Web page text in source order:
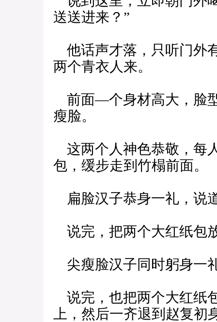
送送进来？”
他话声才落，只听门外
两个青衣人来。
前面—个身材高大，脸
瘦脸。
这两个人神色恭敬，每
包，缓步走到竹榻前面。
扁脸汉子恭身一礼，说
说完，把两个大红纸包
尖瘦脸汉子同时躬身一
说完，也把两个大红纸
上，然后一齐退到赵复初